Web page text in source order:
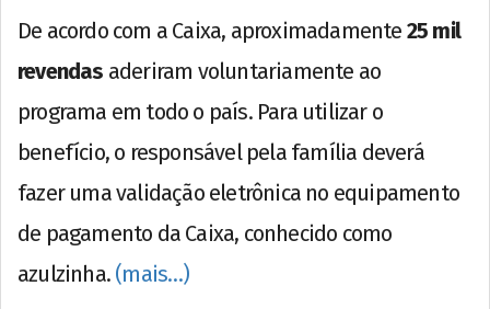
De acordo com a Caixa, aproximadamente 25 mil
revendas aderiram voluntariamente ao
programa em todo o país. Para utilizar o
benefício, o responsável pela família deverá
fazer uma validação eletrônica no equipamento
de pagamento da Caixa, conhecido como
azulzinha. (mais…)